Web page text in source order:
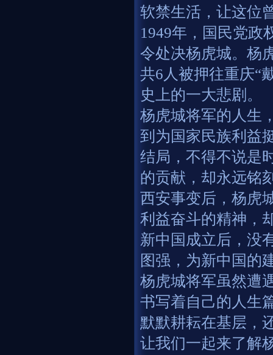
软禁生活，让这位
1949年，国民党政
令处决杨虎城。杨
共6人被押往重庆“
史上的一大悲剧。
杨虎城将军的人生
到为国家民族利益
结局，不得不说是
的贡献，却永远铭
西安事变后，杨虎
利益奋斗的精神，
新中国成立后，没
图强，为新中国的
杨虎城将军虽然遭
书写着自己的人生
默默耕耘在基层，
让我们一起来了解